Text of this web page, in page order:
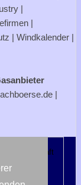
|
|
| Windkalender |
|